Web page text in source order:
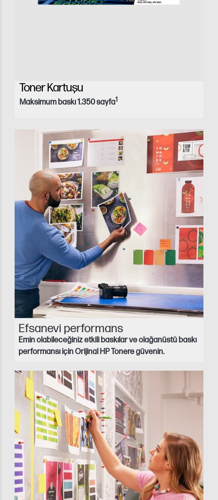
Toner Kartuşu
Maksimum baskı 1.350 sayfa1
Efsanevi performans
Emin olabileceğiniz etkili baskılar ve olağanüstü baskı
performansı için Orijinal HP Tonere güvenin.